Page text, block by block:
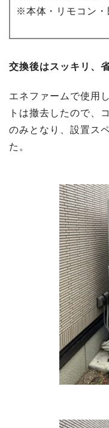
※本体・リモコン・
交換後はスッキリ、
エネファームで使用
トは撤去したので、
のみとなり、設置ス
た。